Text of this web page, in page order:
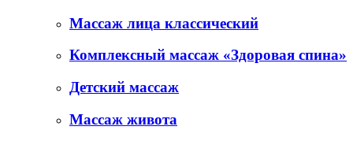
Массаж лица классический
Комплексный массаж «Здоровая спина»
Детский массаж
Массаж живота